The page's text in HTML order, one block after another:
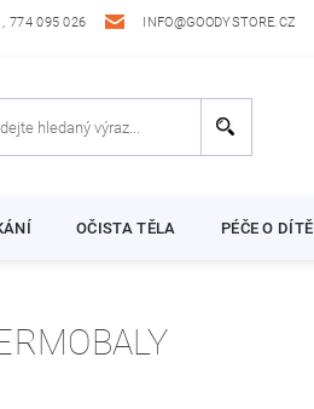
774 095 026 INFO@GOODYSTORE.CZ
OČISTA TĚLA PÉČE O DÍTĚ